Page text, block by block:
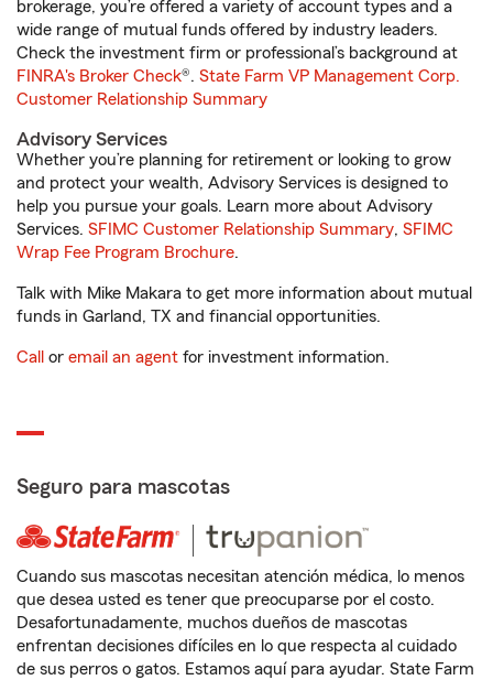
brokerage, you’re offered a variety of account types and a
wide range of mutual funds offered by industry leaders.
Check the investment firm or professional’s background at
FINRA's Broker Check®. State Farm VP Management Corp.
Customer Relationship Summary
Advisory Services
Whether you’re planning for retirement or looking to grow
and protect your wealth, Advisory Services is designed to
help you pursue your goals. Learn more about Advisory
Services. SFIMC Customer Relationship Summary, SFIMC
Wrap Fee Program Brochure.
Talk with Mike Makara to get more information about mutual
funds in Garland, TX and financial opportunities.
Call or email an agent for investment information.
Seguro para mascotas
Cuando sus mascotas necesitan atención médica, lo menos
que desea usted es tener que preocuparse por el costo.
Desafortunadamente, muchos dueños de mascotas
enfrentan decisiones difíciles en lo que respecta al cuidado
de sus perros o gatos. Estamos aquí para ayudar. State Farm